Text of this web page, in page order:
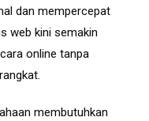
dan mempercepat
web kini semakin
online tanpa
membutuhkan